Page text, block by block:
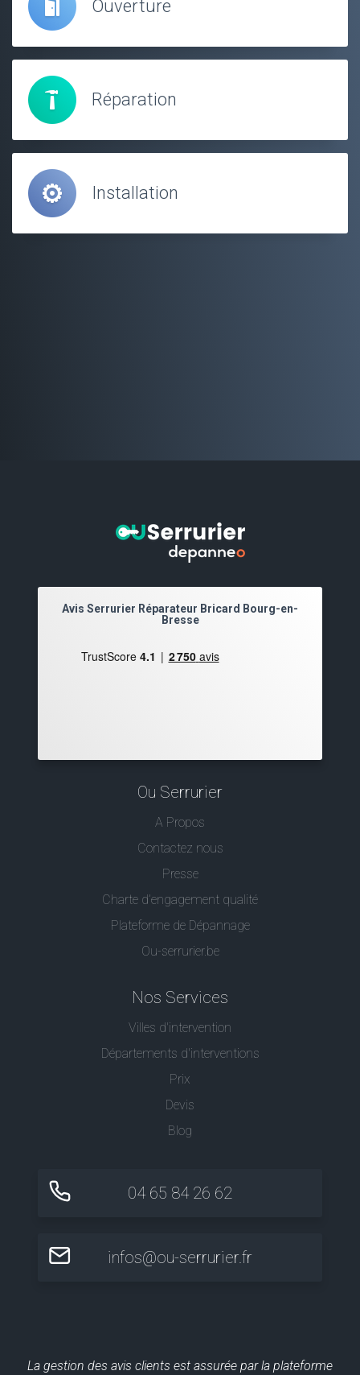
Ouverture
Réparation
Installation
Avis Serrurier Réparateur Bricard Bourg-en-
Bresse
Ou Serrurier
A Propos
Contactez nous
Presse
Charte d’engagement qualité
Plateforme de Dépannage
Ou-serrurier.be
Nos Services
Villes d'intervention
Départements d'interventions
Prix
Devis
Blog
04 65 84 26 62
infos@ou-serrurier.fr
La gestion des avis clients est assurée par la plateforme